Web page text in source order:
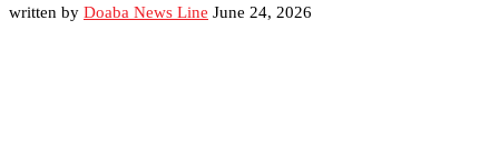
written by Doaba News Line June 24, 2026